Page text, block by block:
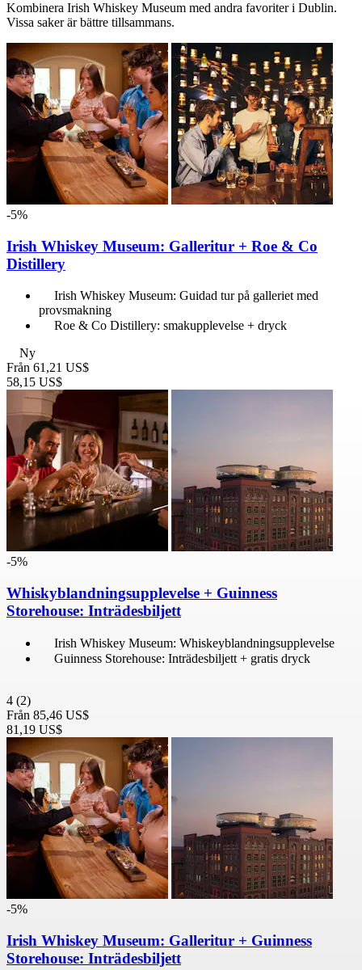
Kombinera Irish Whiskey Museum med andra favoriter i Dublin.
Vissa saker är bättre tillsammans.
-5%
Irish Whiskey Museum: Galleritur + Roe & Co
Distillery
Irish Whiskey Museum: Guidad tur på galleriet med
provsmakning
Roe & Co Distillery: smakupplevelse + dryck
Ny
Från 61,21 US$
58,15 US$
-5%
Whiskyblandningsupplevelse + Guinness
Storehouse: Inträdesbiljett
Irish Whiskey Museum: Whiskeyblandningsupplevelse
Guinness Storehouse: Inträdesbiljett + gratis dryck
4 (2)
Från 85,46 US$
81,19 US$
-5%
Irish Whiskey Museum: Galleritur + Guinness
Storehouse: Inträdesbiljett